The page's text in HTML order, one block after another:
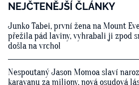
NEJČTENĚJŠÍ ČLÁNKY
Junko Tabei, první žena na Mount
přežila pád laviny, vyhrabali ji zpod
došla na vrchol
Nespoutaný Jason Momoa slaví
karavanu za miliony, nová osudová